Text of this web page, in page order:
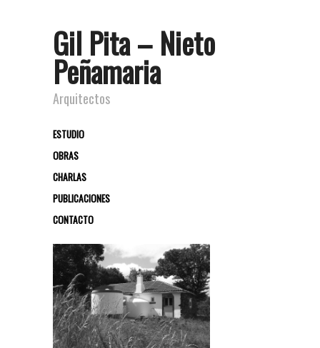
Gil Pita – Nieto
Peñamaria
Arquitectos
ESTUDIO
OBRAS
CHARLAS
PUBLICACIONES
CONTACTO